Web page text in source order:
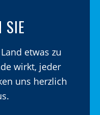
SIE
etwas zu
wirkt, jeder
uns herzlich